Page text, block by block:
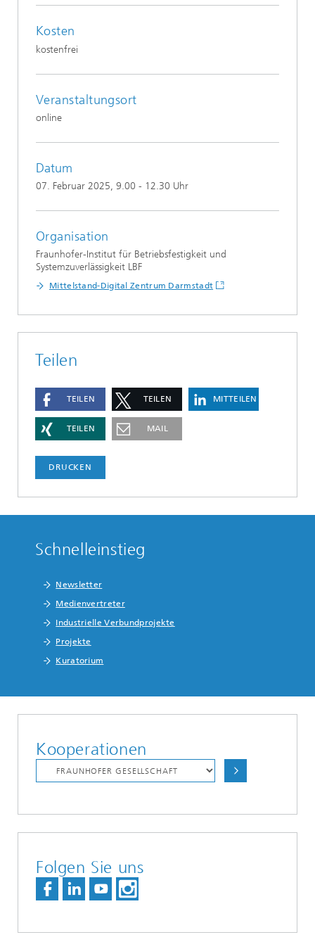
Kosten
kostenfrei
Veranstaltungsort
online
Datum
07. Februar 2025, 9.00 - 12.30 Uhr
Organisation
Fraunhofer-Institut für Betriebsfestigkeit und
Systemzuverlässigkeit LBF
Mittelstand-Digital Zentrum Darmstadt
Teilen
TEILEN TEILEN MITTEILEN
TEILEN MAIL
DRUCKEN
Schnelleinstieg
Newsletter
Medienvertreter
Industrielle Verbundprojekte
Projekte
Kuratorium
Kooperationen
Folgen Sie uns